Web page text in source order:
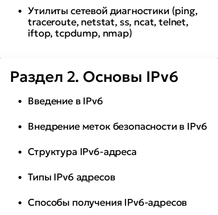
• развертывать доменную
службу FreeIPA
пользователей и групп с учетом
наличия мандатного доступа
• настраивать аутентификацию
сетевых служб во FreeIPA
• настраивать
домашних каталогов доменных
Утилиты сетевой диагностики (ping,
traceroute, netstat, ss, ncat, telnet,
iftop, tcpdump, nmap)
Раздел 2. Основы IPv6
Введение в IPv6
Внедрение меток безопасности в IPv6
Структура IPv6-адреса
Типы IPv6 адресов
Способы получения IPv6-адресов